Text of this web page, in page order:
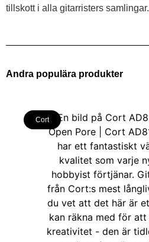
tillskott i alla gitarristers samlingar.
Andra populära produkter
Cort